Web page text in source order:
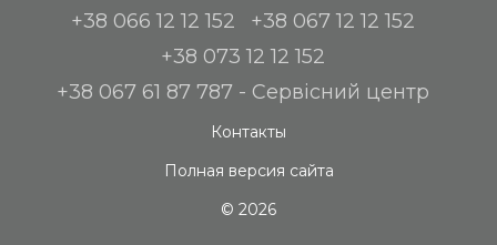
+38 066 12 12 152
+38 067 12 12 152
+38 073 12 12 152
+38 067 61 87 787 - Сервісний центр
Контакты
Полная версия сайта
© 2026